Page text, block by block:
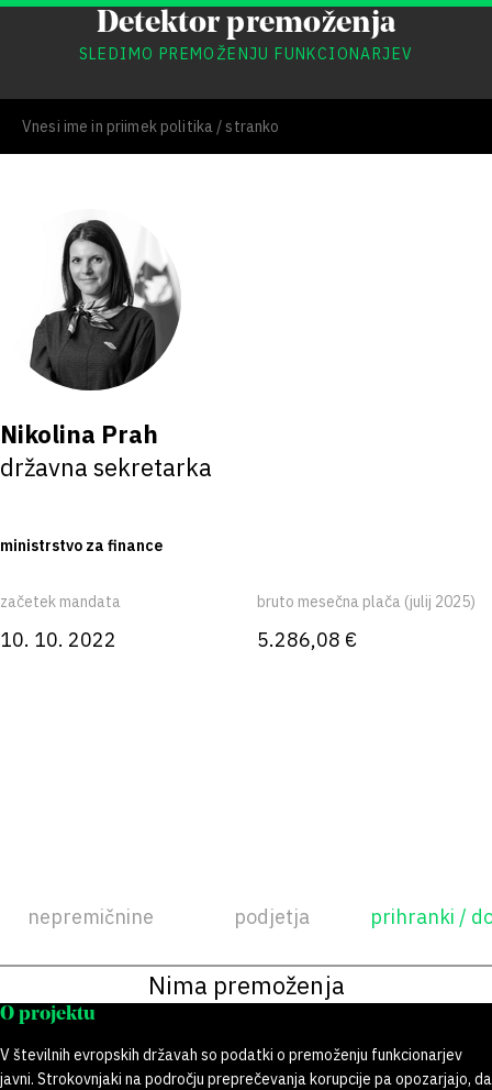
Detektor premoženja
SLEDIMO PREMOŽENJU FUNKCIONARJEV
Nikolina Prah
državna sekretarka
ministrstvo za finance
začetek mandata
10. 10. 2022
bruto mesečna plača (julij 2025)
5.286,08 €
nepremičnine podjetja prihranki /
Nima premoženja
O projektu
V številnih evropskih državah so podatki o premoženju funkcionarjev
javni. Strokovnjaki na področju preprečevanja korupcije pa opozarjajo, da